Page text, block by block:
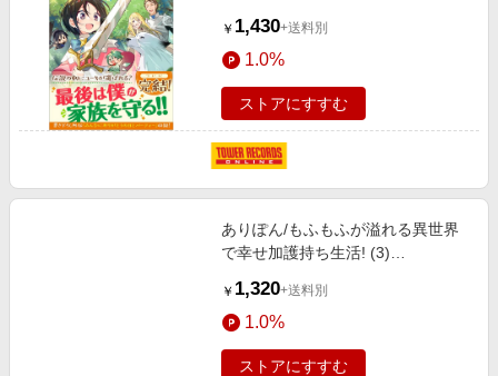
ックス[9784815619848]
￥ 1,430+送料別
1.0%
ストアにすすむ
ありぽん/もふもふが溢れる異世界
で幸せ加護持ち生活! (3)
￥ 1,320+送料別
1.0%
ストアにすすむ